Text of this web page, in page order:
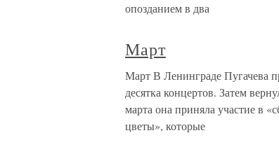
опозданием в два
Март
Март В Ленинграде Пугачева
десятка концертов. Затем
марта она приняла участие в
цветы», которые